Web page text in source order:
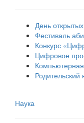
День
Фестиваль
Конкурс
Цифровое
Родительский
Наука